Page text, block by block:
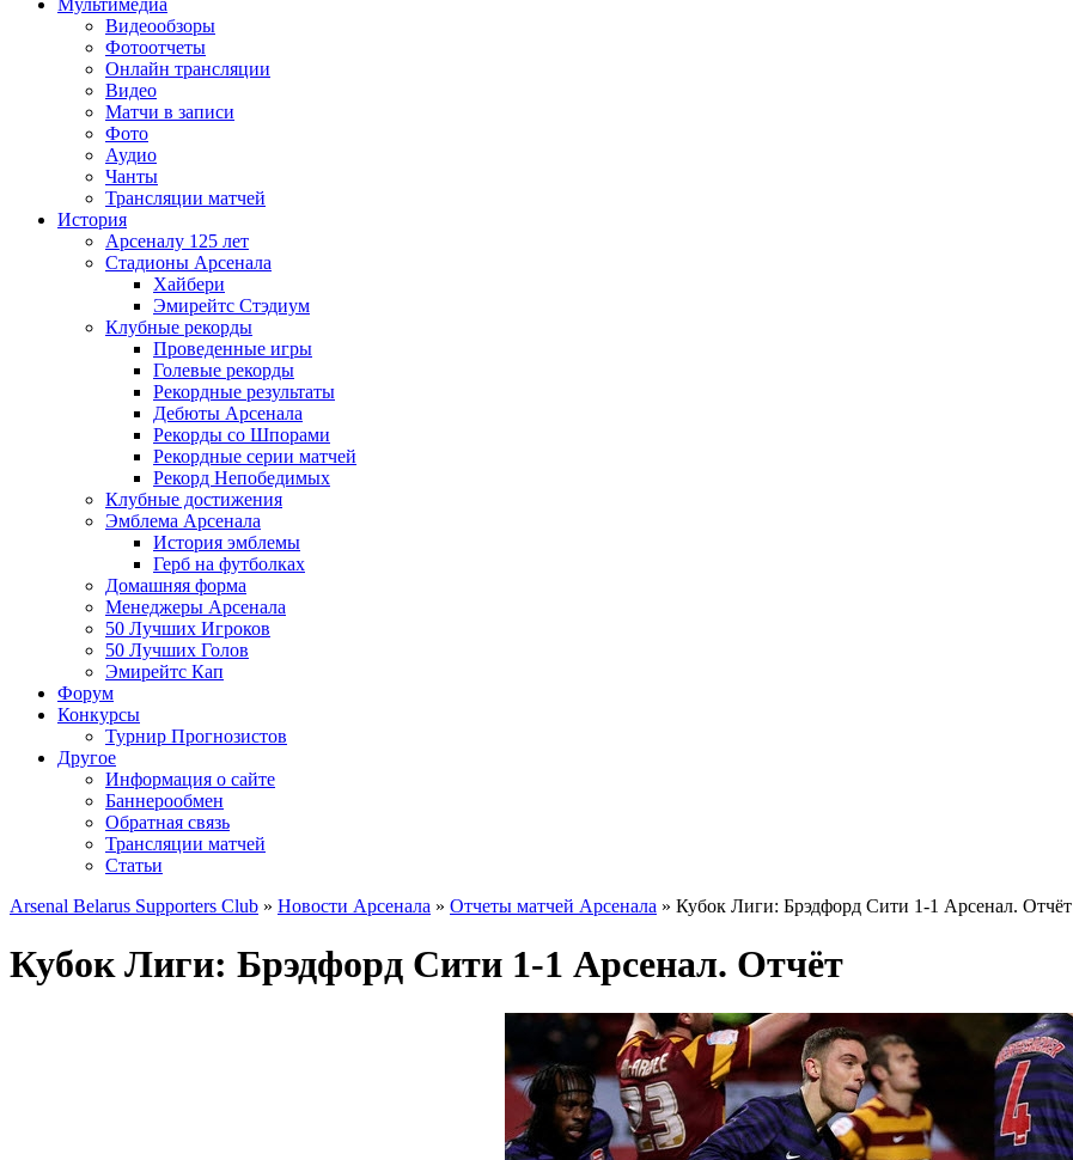
Мультимедиа
Видеообзоры
Фотоотчеты
Онлайн трансляции
Видео
Матчи в записи
Фото
Аудио
Чанты
Трансляции матчей
История
Арсеналу 125 лет
Стадионы Арсенала
Хайбери
Эмирейтс Стэдиум
Клубные рекорды
Проведенные игры
Голевые рекорды
Рекордные результаты
Дебюты Арсенала
Рекорды со Шпорами
Рекордные серии матчей
Рекорд Непобедимых
Клубные достижения
Эмблема Арсенала
История эмблемы
Герб на футболках
Домашняя форма
Менеджеры Арсенала
50 Лучших Игроков
50 Лучших Голов
Эмирейтс Кап
Форум
Конкурсы
Турнир Прогнозистов
Другое
Информация о сайте
Баннерообмен
Обратная связь
Трансляции матчей
Статьи
Arsenal Belarus Supporters Club » Новости Арсенала » Отчеты матчей Арсенала » Кубок Лиги: Брэдфорд Сити 1-1 Арсенал. Отчёт
Кубок Лиги: Брэдфорд Сити 1-1 Арсенал. Отчёт